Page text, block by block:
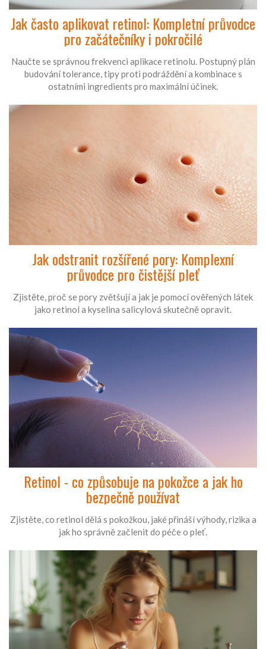
Jak často aplikovat retinol: Kompletní průvodce
pro začátečníky i pokročilé
Naučte se správnou frekvenci aplikace retinolu. Postupný plán
budování tolerance, tipy proti podráždění a kombinace s
ostatními ingredients pro maximální účinek.
Jak odstranit rozšířené pory: Komplexní
průvodce pro čistější pleť
Zjistěte, proč se pory zvětšují a jak je pomocí ověřených látek
jako retinol a kyselina salicylová skutečně opravit.
Retinol - co způsobuje na pokožce a jak ho
bezpečně používat
Zjistěte, co retinol dělá s pokožkou, jaké přináší výhody, rizika a
jak ho správně začlenit do péče o pleť.